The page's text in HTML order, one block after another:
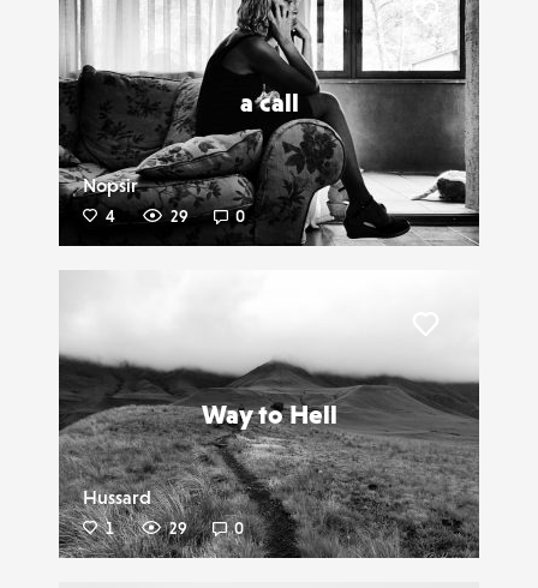
a call
Nopsir
4 29 0
Liker
Way to Hell
Hussard
1 29 0